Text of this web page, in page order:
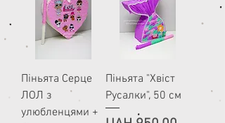
Піньята Серце
ЛОЛ з
улюбленцями +
Піньята "Хвіст
Русалки", 50 см